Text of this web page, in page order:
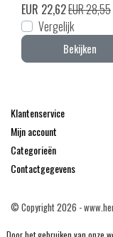
EUR 22,62EUR 28,55
Vergelijk
Bekijken
Klantenservice
Mijn account
Categorieën
Contactgegevens
© Copyright 2026 -